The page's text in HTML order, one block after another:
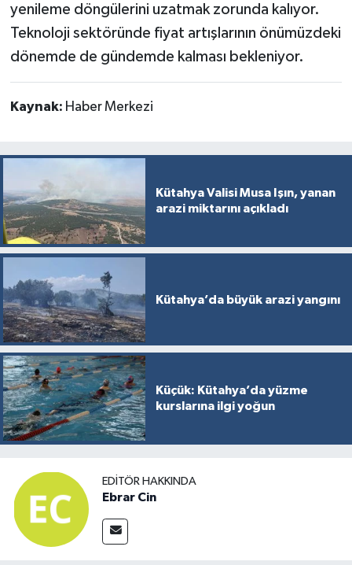
yenileme döngülerini uzatmak zorunda kalıyor.
Teknoloji sektöründe fiyat artışlarının önümüzdeki
dönemde de gündemde kalması bekleniyor.
Kaynak: Haber Merkezi
Kütahya Valisi Musa Işın, yanan
arazi miktarını açıkladı
Kütahya’da büyük arazi yangını
Küçük: Kütahya’da yüzme
kurslarına ilgi yoğun
EDITÖR HAKKINDA
Ebrar Cin